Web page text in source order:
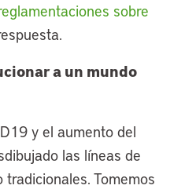
sobre
a un mundo
y el aumento del
las líneas de
Tomemos